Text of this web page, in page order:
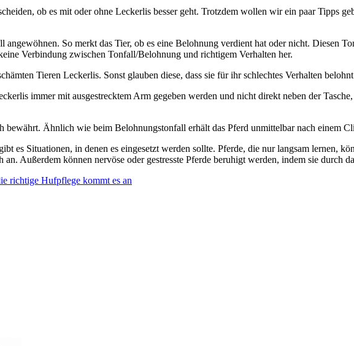
ob es mit oder ohne Leckerlis besser geht. Trotzdem wollen wir ein paar Tipps
So merkt das Tier, ob es eine Belohnung verdient hat oder nicht. Diesen
Verbindung zwischen Tonfall/Belohnung und richtigem Verhalten her.
Tieren Leckerlis. Sonst glauben diese, dass sie für ihr schlechtes Verhalten
immer mit ausgestrecktem Arm gegeben werden und nicht direkt neben der
bewährt. Ähnlich wie beim Belohnungstonfall erhält das Pferd unmittelbar nach einem
es Situationen, in denen es eingesetzt werden sollte. Pferde, die nur langsam lernen,
an. Außerdem können nervöse oder gestresste Pferde beruhigt werden, indem sie durch
richtige Hufpflege kommt es an